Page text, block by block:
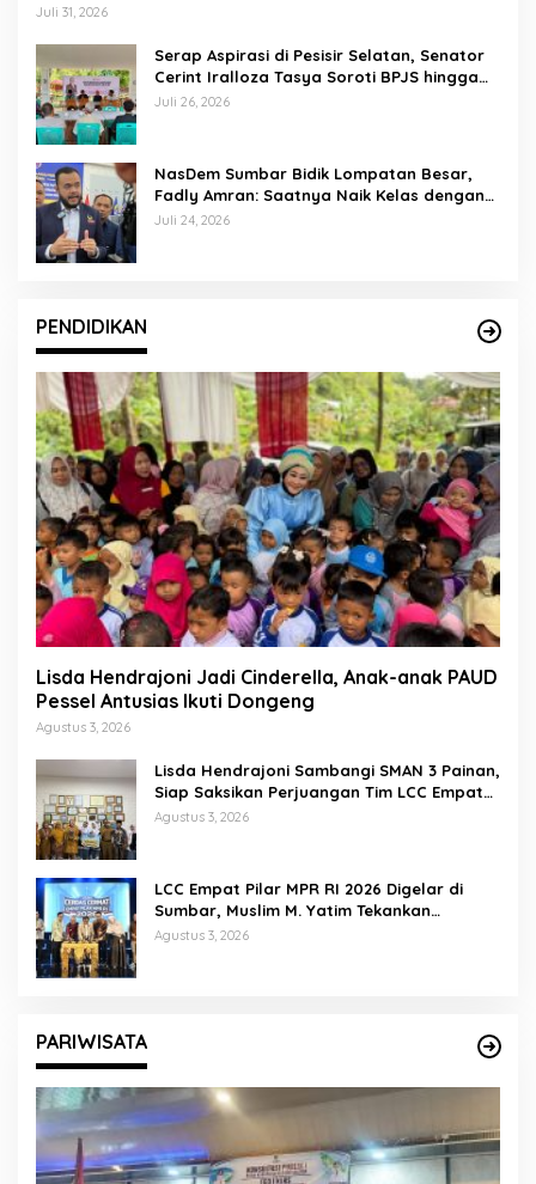
Juli 31, 2026
Serap Aspirasi di Pesisir Selatan, Senator
Cerint Iralloza Tasya Soroti BPJS hingga
Kurikulum Merdeka
Juli 26, 2026
NasDem Sumbar Bidik Lompatan Besar,
Fadly Amran: Saatnya Naik Kelas dengan
Kader Berkualitas
Juli 24, 2026
PENDIDIKAN
Lisda Hendrajoni Jadi Cinderella, Anak-anak PAUD
Pessel Antusias Ikuti Dongeng
Agustus 3, 2026
Lisda Hendrajoni Sambangi SMAN 3 Painan,
Siap Saksikan Perjuangan Tim LCC Empat
Pilar di Jakarta
Agustus 3, 2026
LCC Empat Pilar MPR RI 2026 Digelar di
Sumbar, Muslim M. Yatim Tekankan
Pentingnya Karakter Generasi Muda
Agustus 3, 2026
PARIWISATA